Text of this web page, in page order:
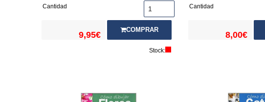
Cantidad
9,95€
COMPRAR
Stock:
Cantidad
8,00€